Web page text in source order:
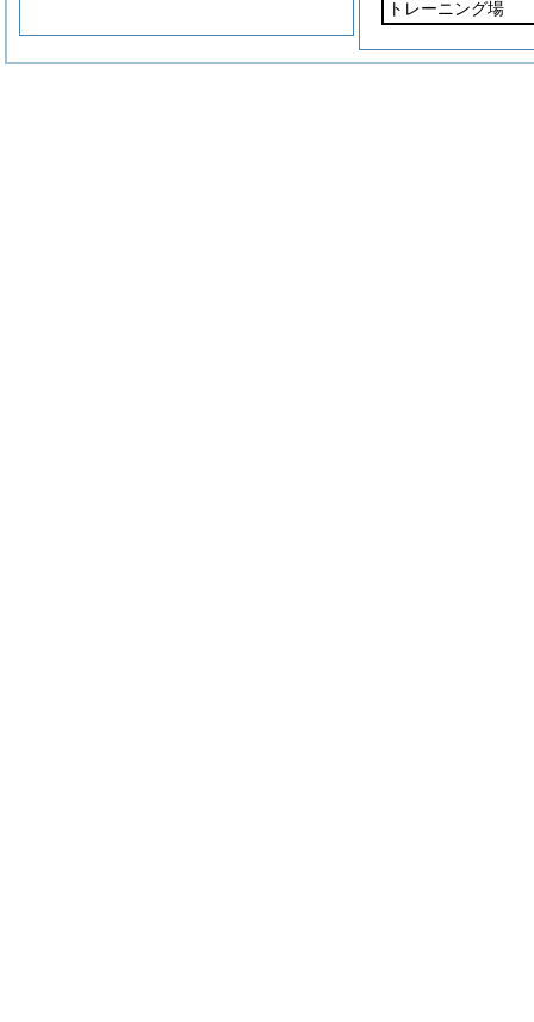
トレーニング場